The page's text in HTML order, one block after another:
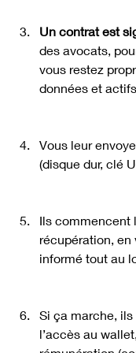
Un contrat est
des avocats,
vous restez
données et
Vous leur
(disque dur, clé
Ils commencent
récupération, en
informé tout au
Si ça marche,
l’accès au